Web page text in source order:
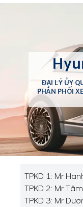
ĐẠI LÝ ỦY
PHÂN PHỐI
TPKD 1: Mr
TPKD 2: Mr Tâm
TPKD 3: Mr